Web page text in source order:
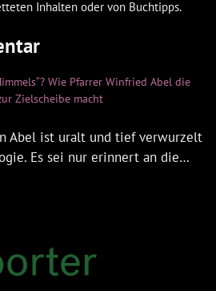
Inhalten oder von Buchtipps.
Wie Pfarrer Winfried Abel die
Zielscheibe macht
Abel ist uralt und tief verwurzelt
Es sei nur erinnert an die…